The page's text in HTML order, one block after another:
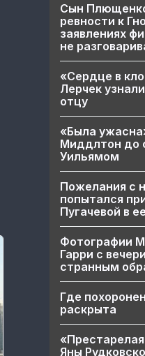
Сын
ревности к
заявлениях
не
«Сердце в
Лерчек
отцу
«Была
Миддлтон до
Уильямом
Пожелания с
попытался
Пугачевой в
Фотографии
Гарри с
странным
Где
раскрыта
Яны